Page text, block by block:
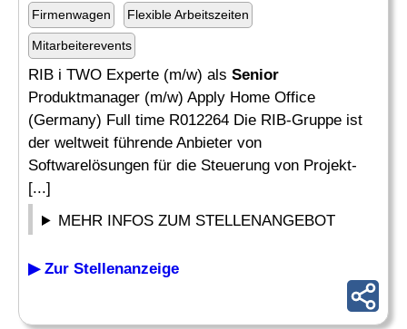
Firmenwagen Flexible Arbeitszeiten
Mitarbeiterevents
RIB i TWO Experte (m/w) als Senior
Produktmanager (m/w) Apply Home Office
(Germany) Full time R012264 Die RIB-Gruppe ist
der weltweit führende Anbieter von
Softwarelösungen für die Steuerung von Projekt-
[...]
MEHR INFOS ZUM STELLENANGEBOT
▶ Zur Stellenanzeige